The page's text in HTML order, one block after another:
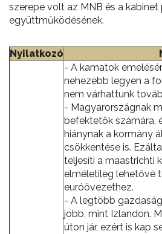
szerepe volt az MNB és a kabinet
együttműködésének.
Nyilatkozó
- A kamatok
nehezebb legyen a
nem várhattunk
- Magyarországnak
befektetők számára,
hiánynak a kormány
csökkentése is.
teljesíti a maastrichti
elméletileg lehetővé
euróövezethez.
- A legtöbb
jobb, mint Izlandon.
úton jár, ezért is kap